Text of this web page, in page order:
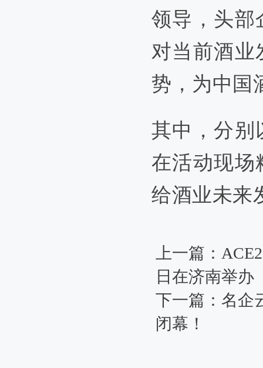
领导，头部
对当前酒业
势，为中国
其中，分别
在活动现场
给酒业未来
上一篇：
日在济南举办
下一篇： 名企
闭幕！